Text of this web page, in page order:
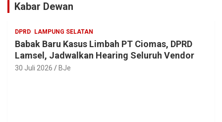
Kabar Dewan
DPRD LAMPUNG SELATAN
Babak Baru Kasus Limbah PT Ciomas, DPRD
Lamsel, Jadwalkan Hearing Seluruh Vendor
30 Juli 2026 BJe